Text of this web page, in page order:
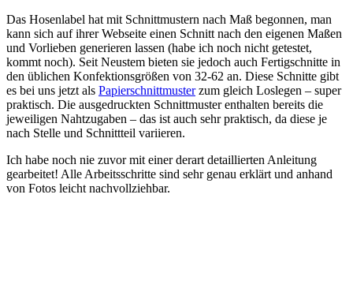
Das Hosenlabel hat mit Schnittmustern nach Maß begonnen, man
kann sich auf ihrer Webseite einen Schnitt nach den eigenen Maßen
und Vorlieben generieren lassen (habe ich noch nicht getestet,
kommt noch). Seit Neustem bieten sie jedoch auch Fertigschnitte in
den üblichen Konfektionsgrößen von 32-62 an. Diese Schnitte gibt
es bei uns jetzt als Papierschnittmusterzum gleich Loslegen – super
praktisch. Die ausgedruckten Schnittmuster enthalten bereits die
jeweiligen Nahtzugaben – das ist auch sehr praktisch, da diese je
nach Stelle und Schnittteil variieren.
Ich habe noch nie zuvor mit einer derart detaillierten Anleitung
gearbeitet! Alle Arbeitsschritte sind sehr genau erklärt und anhand
von Fotos leicht nachvollziehbar.